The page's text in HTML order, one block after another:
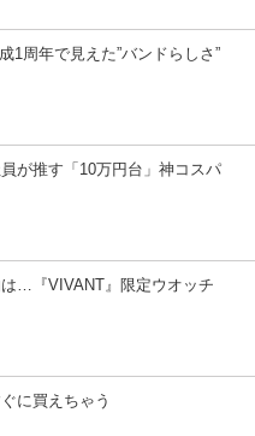
1周年で見えた”バンドらしさ”
員が推す「10万円台」神コスパ
…『VIVANT』限定ウオッチ
に買えちゃう